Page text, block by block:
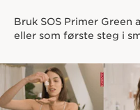
Bruk SOS Primer
eller som første steg i